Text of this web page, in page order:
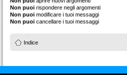
Non puoi rispondere negli argomenti
Non puoi modificare i tuoi messaggi
Non puoi cancellare i tuoi messaggi
Indice